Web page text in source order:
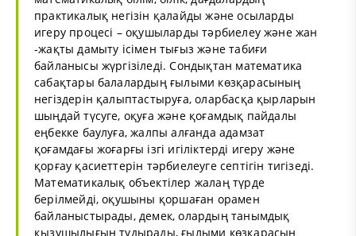
практикалық негізін қалайды және осыларды
игеру процесі – оқушыларды тәрбиелеу және жан
-жақты дамыту ісімен тығыз және табиғи
байланысы жүргізіледі. Сондықтан математика
сабақтары балалардың ғылыми көзқарасының
негіздерін қалыптастыруға, оларбасқа қырларын
шыңдай түсуге, оқуға және қоғамдық пайдалы
еңбекке баулуға, жалпы алғанда адамзат
қоғамдағы жоғарғы ізгі игіліктерді игеру және
қорғау қасиеттерін тәрбиелеуге септігін тигізеді.
Математикалық объектілер жалаң түрде
берілмейді, оқушыны қоршаған орамен
байланыстырады, демек, олардың танымдық
қызушылығын тудырады, ғылыми көзқарасын